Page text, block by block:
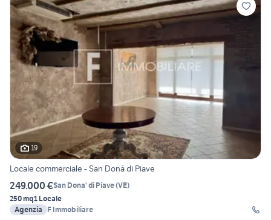
19
Locale commerciale - San Donà di Piave
249.000 €San Dona' di Piave(VE)
250 mq1 Locale
Agenzia
F Immobiliare